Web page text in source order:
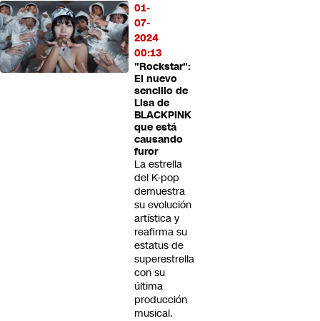
01-
07-
2024
00:13
"Rockstar":
El nuevo
sencillo de
Lisa de
BLACKPINK
que está
causando
furor
La estrella
del K-pop
demuestra
su evolución
artística y
reafirma su
estatus de
superestrella
con su
última
producción
musical.